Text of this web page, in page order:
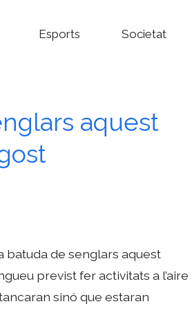
Esports Societat
aquest
batuda de senglars aquest
previst fer activitats a l’aire
sinó que estaran